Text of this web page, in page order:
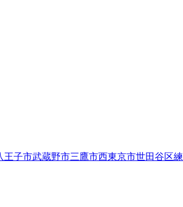
王子市武蔵野市三鷹市西東京市世田谷区練